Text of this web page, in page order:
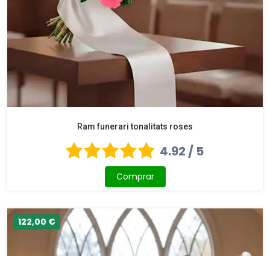
Ram funerari tonalitats roses
4.92 / 5
Comprar
122,00 €